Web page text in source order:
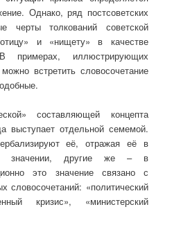
Однако, ряд постсоветских
черты толкований советской
и «нищету» в качестве
примерах, иллюстрирующих
встретить словосочетание
составляющей концепта
выступает отдельной семемой.
её, отражая её в
значении, другие же – в
это значение связано с
словосочетаний: «политический
кризис», «министерский